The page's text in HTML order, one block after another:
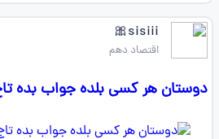
sisiii🎀
اقتصاد دهم
دوستان هر کسی بلده جواب بده